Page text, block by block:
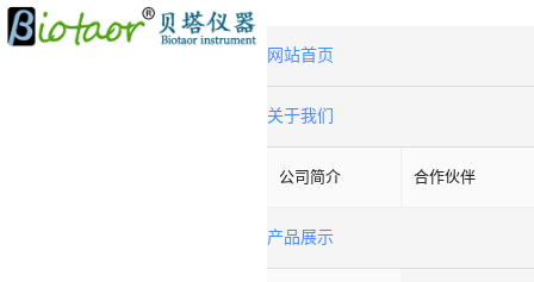
网站首页
关于我们
公司简介 合作伙伴
产品展示